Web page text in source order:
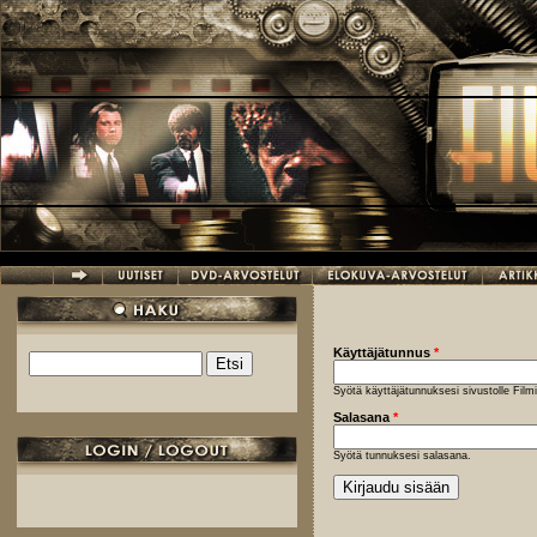
Hyppää pääsisältöön
Hakulomake
Käyttäjätunnus *
Syötä käyttäjätunnuksesi sivustolle
Salasana *
Syötä tunnuksesi salasana.